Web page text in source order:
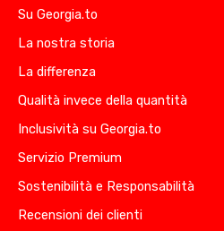
Su Georgia.to
La nostra storia
La differenza
Qualità invece della quantità
Inclusività su Georgia.to
Servizio Premium
Sostenibilità e Responsabilità
Recensioni dei clienti